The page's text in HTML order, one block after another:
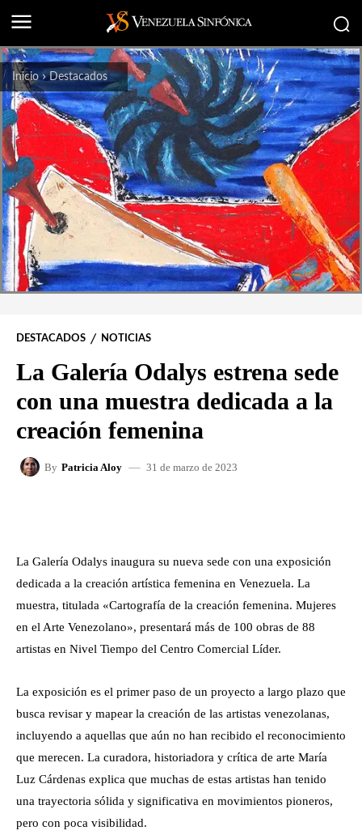
Inicio Destacados
DESTACADOS NOTICIAS
La Galería Odalys estrena sede
con una muestra dedicada a la
creación femenina
By Patricia Aloy 31 de marzo de 2023
La Galería Odalys inaugura su nueva sede con una exposición
dedicada a la creación artística femenina en Venezuela. La
muestra, titulada «Cartografía de la creación femenina. Mujeres
en el Arte Venezolano», presentará más de 100 obras de 88
artistas en Nivel Tiempo del Centro Comercial Líder.
La exposición es el primer paso de un proyecto a largo plazo que
busca revisar y mapear la creación de las artistas venezolanas,
incluyendo a aquellas que aún no han recibido el reconocimiento
que merecen. La curadora, historiadora y crítica de arte María
Luz Cárdenas explica que muchas de estas artistas han tenido
una trayectoria sólida y significativa en movimientos pioneros,
pero con poca visibilidad.